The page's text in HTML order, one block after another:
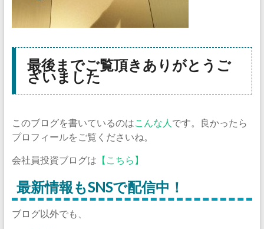
最後までご覧頂きありがとうご
ざいました
このブログを書いているのはこんな人 です。良かったら
プロフィールをご覧くださいね。
会社員投資ブログは 【こちら】
最新情報もSNSで配信中！
ブログ以外でも、